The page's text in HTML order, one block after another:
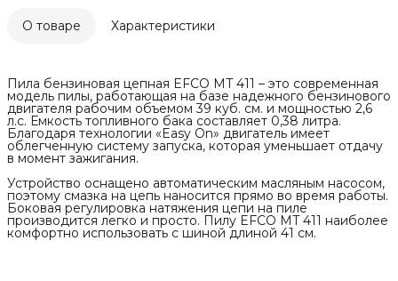
О товаре Характеристики
Пила бензиновая цепная EFCO MT 411 – это современная
модель пилы, работающая на базе надежного бензинового
двигателя рабочим объемом 39 куб. см. и мощностью 2,6
л.с. Емкость топливного бака составляет 0,38 литра.
Благодаря технологии «Easy On» двигатель имеет
облегченную систему запуска, которая уменьшает отдачу
в момент зажигания.
Устройство оснащено автоматическим масляным насосом,
поэтому смазка на цепь наносится прямо во время работы.
Боковая регулировка натяжения цепи на пиле
производится легко и просто. Пилу EFCO MT 411 наиболее
комфортно использовать с шиной длиной 41 см.